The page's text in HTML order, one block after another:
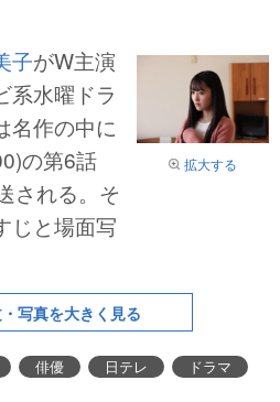
拡大する
子がW主演
系水曜ドラ
名作の中に
の第6話
される。そ
じと場面写
写真を大きく見る
俳優 日テレ
ドラマ